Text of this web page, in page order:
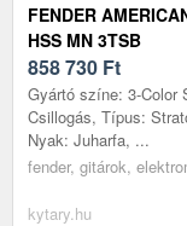
FENDER
HSS MN 3TSB
858 730 Ft
Gyártó színe: 3-Color
Csillogás, Típus:
Nyak: Juharfa, ...
fender, gitárok,
kytary.hu